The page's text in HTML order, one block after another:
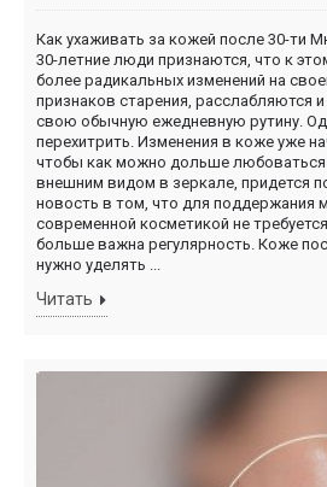
Как ухаживать за кожей после 30-ти
30-летние люди признаются, что к
более радикальных изменений на
признаков старения, расслабляются
свою обычную ежедневную рутину.
перехитрить. Изменения в коже уже
чтобы как можно дольше
внешним видом в зеркале, придется
новость в том, что для поддержания
современной косметикой не
больше важна регулярность. Коже
нужно уделять ...
Читать